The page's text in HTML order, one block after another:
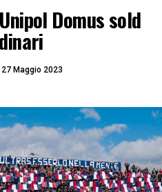
Domus sold
27 Maggio 2023